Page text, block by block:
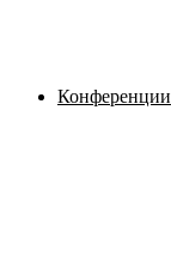
Конференции